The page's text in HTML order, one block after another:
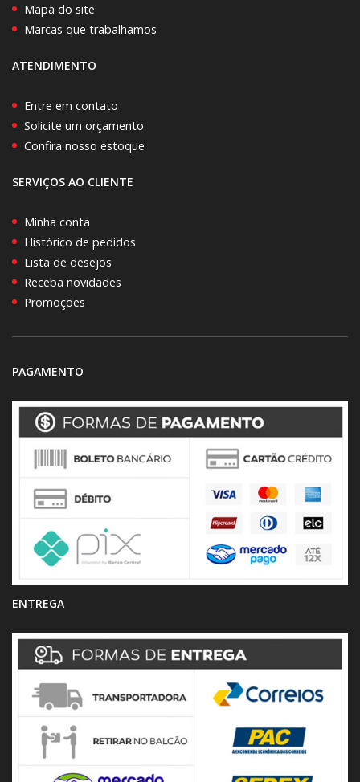
Mapa do site
Marcas que trabalhamos
ATENDIMENTO
Entre em contato
Solicite um orçamento
Confira nosso estoque
SERVIÇOS AO CLIENTE
Minha conta
Histórico de pedidos
Lista de desejos
Receba novidades
Promoções
PAGAMENTO
ENTREGA